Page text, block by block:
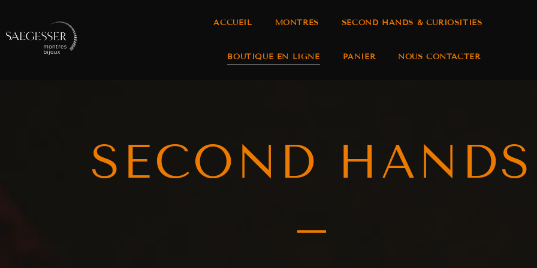
ACCUEIL MONTRES SECOND HANDS & CURIOSITIES
BOUTIQUE EN LIGNE PANIER NOUS CONTACTER
SECOND HANDS